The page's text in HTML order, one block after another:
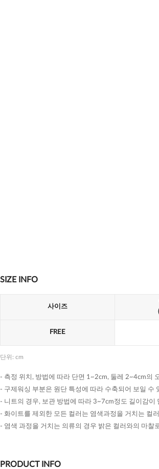
SIZE INFO
사이즈
FREE
단위: cm
- 측정 위치, 방법에 따라 단면 1~2cm, 둘레 2~4cm의
- 구제워싱 부분은 원단 특성에 따라 수축되어 보일 수
- 니트의 경우, 보관 방법에 따라 3~7cm정도 길이감이
- 화이트를 제외한 모든 컬러는 염색과정을 거치는 컬
- 염색 과정을 거치는 의류의 경우 밝은 컬러와의 마찰
PRODUCT INFO